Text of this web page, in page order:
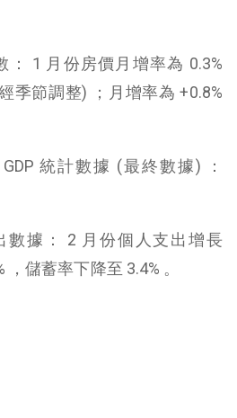
： 1 月份房價月增率為 0.3%
季節調整) ；月增率為 +0.8%
統計數據 (最終數據) ：
數據： 2 月份個人支出增長
，儲蓄率下降至 3.4% 。